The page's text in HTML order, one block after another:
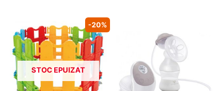
-20%
STOC EPUIZAT